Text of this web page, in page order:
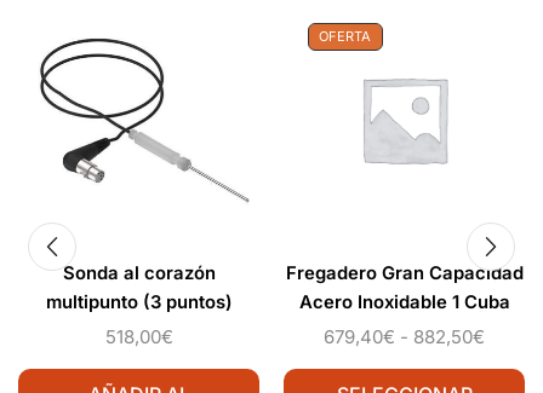
Sonda al corazón
multipunto (3 puntos)
MILLENNIAL MKSCMU
518,00€
OFERTA
Fregadero Gran Capacidad
Acero Inoxidable 1 Cuba
Derecha Sin Mueble Fondo
679,40€ - 882,50€